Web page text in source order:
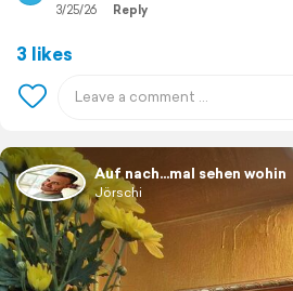
3/25/26 Reply
3 likes
Auf nach...mal sehen wohin
Jörschi